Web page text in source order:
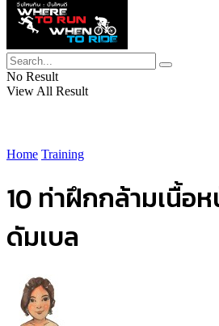
No Result
View All Result
Home Training
10 ท่าฝึกกล้ามเนื้อ
ดัมเบล